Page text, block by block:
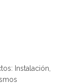
Instalación,